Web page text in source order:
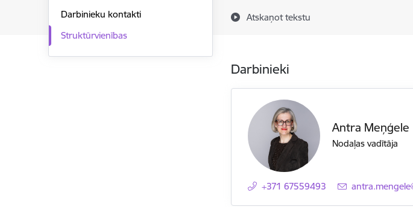
Atskaņot tekstu
Darbinieku kontakti
Struktūrvienības
Darbinieki
Antra Meņģele
Nodaļas vadītāja
+371 67559493 E-pasts: